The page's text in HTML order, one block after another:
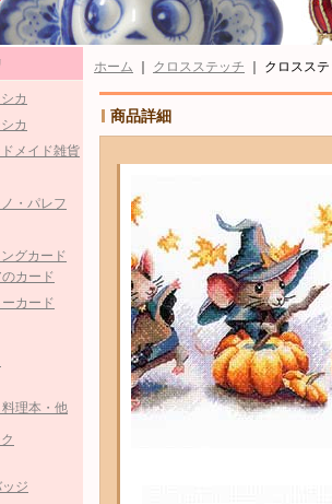
カ
カ
メイド雑貨
・パレフ
グカード
のカード
カード
料理本・他
ジ
ホーム クロスステッチ クロスス
商品詳細